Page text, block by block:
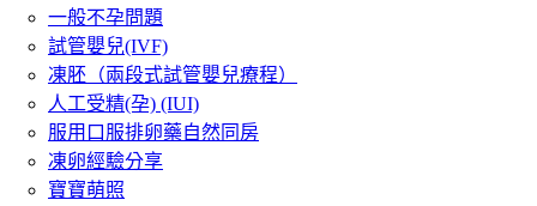
一般不孕問題
試管嬰兒(IVF)
凍胚（兩段式試管嬰兒療程）
人工受精(孕) (IUI)
服用口服排卵藥自然同房
凍卵經驗分享
寶寶萌照